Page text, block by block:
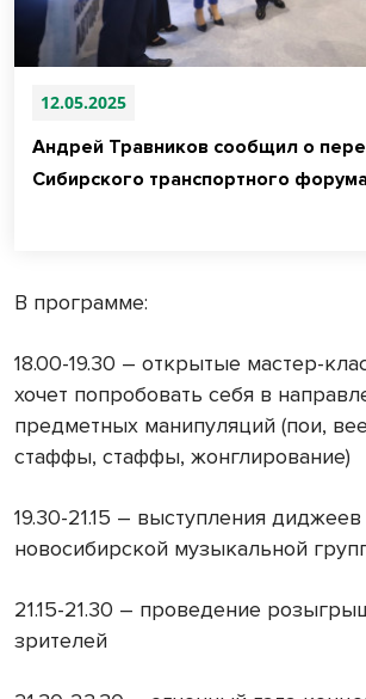
12.05.2025
Андрей Травников сообщил о
Сибирского транспортного
В программе:
18.00-19.30 – открытые мастер-
хочет попробовать себя в
предметных манипуляций (пои,
стаффы, стаффы, жонглирование)
19.30-21.15 – выступления
новосибирской музыкальной
21.15-21.30 – проведение
зрителей